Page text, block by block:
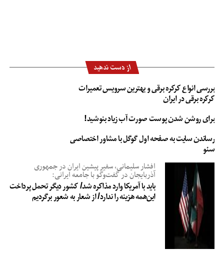
از دست ندهید
بررسی انواع کرکره برقی و بهترین سرویس تعمیرات
کرکره برقی در ایران
برای روشن شدن پوست صورت آب زیاد بنوشید!
رساندن سایت به صفحه اول گوگل با مشاور اختصاصی
سئو
افشار سلیمانی، سفیر پیشین ایران در جمهوری
آذربایجان در گفت‌وگو با جامعه ایرانی:
باید با آمریکا وارد مذاکره شد/ کشور دیگر تحمل پرداخت
این‌همه هزینه را ندارد/ از شعار به شعور برگردیم